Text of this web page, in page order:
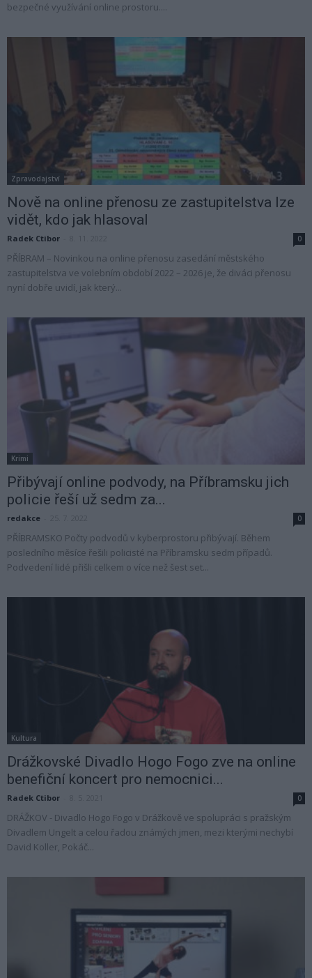
bezpečné využívání online prostoru....
Zpravodajství
Nově na online přenosu ze zastupitelstva lze
vidět, kdo jak hlasoval
Radek Ctibor 0
PŘÍBRAM – Novinkou na online přenosu zasedání městského
zastupitelstva ve volebním období 2022 – 2026 je, že diváci přenosu
nyní dobře uvidí, jak který...
Krimi
Přibývají online podvody, na Příbramsku jich
policie řeší už sedm za...
redakce 0
PŘÍBRAMSKO Počty podvodů v kyberprostoru přibývají. Během
posledního měsíce řešili policisté na Příbramsku sedm případů.
Podvedení lidé přišli celkem o více než šest set...
Kultura
Drážkovské Divadlo Hogo Fogo zve na online
benefiční koncert pro nemocnici...
Radek Ctibor 0
DRÁŽKOV - Divadlo Hogo Fogo v Drážkově ve spolupráci s pražským
Divadlem Ungelt a celou řadou známých jmen, mezi kterými nechybí
David Koller, Pokáč...